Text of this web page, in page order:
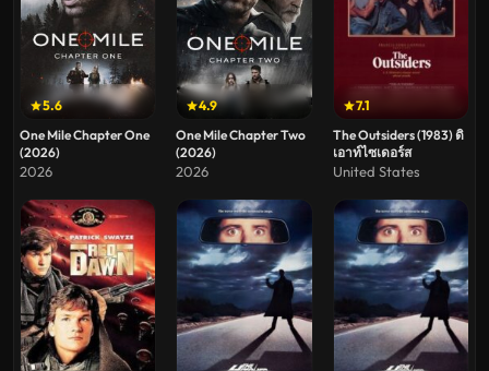
5.6
One Mile Chapter One
(2026)
2026
4.9
One Mile Chapter Two
(2026)
2026
7.1
The Outsiders (1983) ดิ
เอาท์ไซเดอร์ส
United States